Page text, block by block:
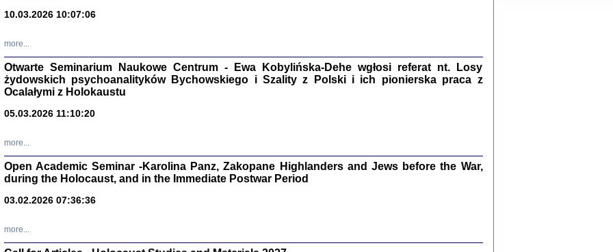
Zapiski z okupacyjnej Warszawy
Sewek Okonowski, oprac. Marta Janczewska
PISZĄCY TE SŁOWA JEST PRACOWNIKIEM
10.03.2026 10:07:06
more...
Otwarte Seminarium Naukowe Centrum - Ewa Kobylińska-Dehe wgłosi referat nt. Losy
żydowskich psychoanalityków Bychowskiego i Szality z Polski i ich pionierska praca z
Ocalałymi z Holokaustu
05.03.2026 11:10:20
more...
Open Academic Seminar -Karolina Panz, Zakopane Highlanders and Jews before the War,
during the Holocaust, and in the Immediate Postwar Period
03.02.2026 07:36:36
more...